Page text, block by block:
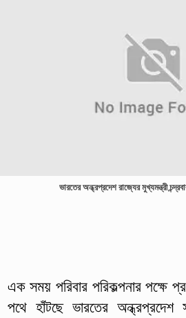
ভারতের অন্ধ্রপ্রদেশ রাজ্যের মুখ্যমন্ত্রী
এক সময় পরিবার পরিকল্পনার পক্ষে
পথে হাঁটছে ভারতের